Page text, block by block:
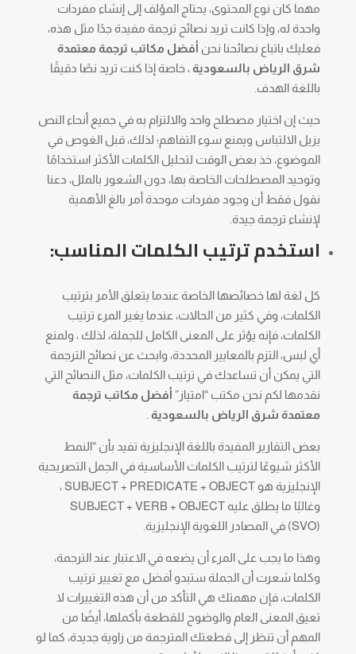
مهما كان نوع المحتوى، يحتاج المؤلف إلى إنشاء مفردات
واحدة له، وإذا كانت تريد نصائح ترجمة مفيدة جدًا مثل هذه،
فعليك باتباع نصائحنا نحن أفضل مكاتب ترجمة معتمدة
شرق الرياض بالسعودية ، خاصة إذا كنت تريد نصًا دقيقًا
باللغة الهدف.
حيث إن اختيار مصطلح واحد والالتزام به في جميع أنحاء النص
يزيل الالتباس ويمنع سوء التفاهم؛ لذلك، قبل الغوص في
الموضوع، خذ بعض الوقت لتحليل الكلمات الأكثر استخدامًا
وتوحيد المصطلحات الخاصة بها، دون الشعور بالملل، دعنا
نقول فقط أن وجود مفردات موحدة أمر بالغ الأهمية
لإنشاء ترجمة جيدة.
استخدم ترتيب الكلمات المناسب:
كل لغة لها خصائصها الخاصة عندما يتعلق الأمر بترتيب
الكلمات، وفي كثير من الحالات، عندما يغير المرء ترتيب
الكلمات، فإنه يؤثر على المعنى الكامل للجملة، لذلك ، ولمنع
أي لبس، التزم بالمعايير المحددة، وابحث عن نصائح الترجمة
التي يمكن أن تساعدك في ترتيب الكلمات، مثل النصائح التي
نقدمها لكم نحن مكتب “امتياز” أفضل مكاتب ترجمة
معتمدة شرق الرياض بالسعودية
بعض التقارير المفيدة باللغة الإنجليزية تفيد بأن “النمط
الأكثر شيوعًا لترتيب الكلمات الأساسية في الجمل التصريحية
الإنجليزية هو SUBJECT + PREDICATE + OBJECT ،
وغالبًا ما يطلق عليه SUBJECT + VERB + OBJECT
(SVO) في المصادر اللغوية الإنجليزية.
وهذا ما يجب على المرء أن يضعه في الاعتبار عند الترجمة،
وكلما شعرت أن الجملة ستبدو أفضل مع تغيير ترتيب
الكلمات، فإن مهمتك هي التأكد من أن هذه التغييرات لا
تعيق المعنى العام والوضوح للقطعة بأكملها، أيضًا من
المهم أن تنظر إلى قطعتك المترجمة من زاوية جديدة، كما لو